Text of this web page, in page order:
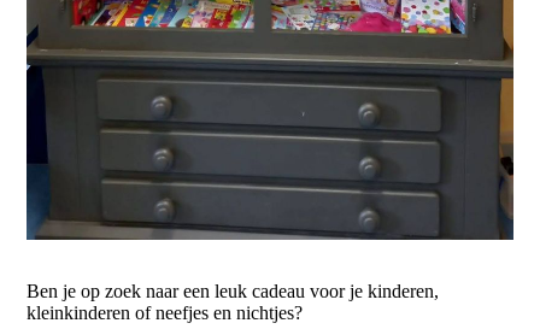
Ben je op zoek naar een leuk cadeau voor je kinderen,
kleinkinderen of neefjes en nichtjes?